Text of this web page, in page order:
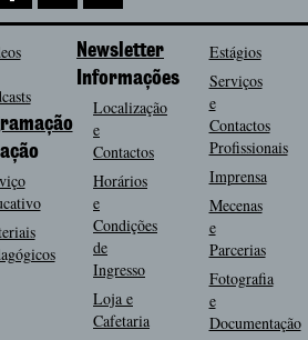
Newsletter
Informações
Localização
e
Contactos
Horários
e
Condições
de
Ingresso
Loja e
Cafetaria
Estágios
Serviços
e
Contactos
Profissionais
Imprensa
Mecenas
e
Parcerias
Fotografia
e
Documentação